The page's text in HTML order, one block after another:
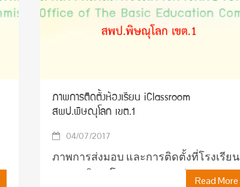
ภาพการติดตั้งห้องเรียน iClassroom
สพป.พิษณุโลก เขต.1
04/07/2017
ภาพการส่งมอบ และการติดตั้งที่โรงเรียน
อนุบาลพิษณุโลก ภาพการส่งมอบ และ
Read More